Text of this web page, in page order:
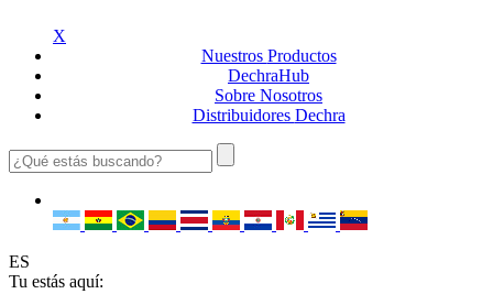
X
Nuestros Productos
DechraHub
Sobre Nosotros
Distribuidores Dechra
ES
Tu estás aquí: